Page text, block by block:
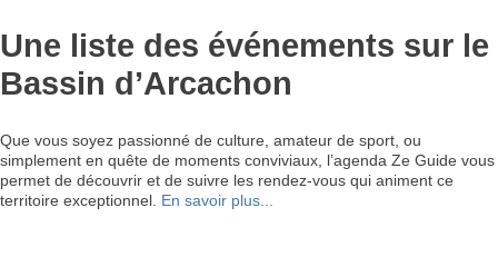
Une liste des événements sur le
Bassin d’Arcachon
Que vous soyez passionné de culture, amateur de sport, ou
simplement en quête de moments conviviaux, l’agenda Ze Guide vous
permet de découvrir et de suivre les rendez-vous qui animent ce
territoire exceptionnel. En savoir plus...